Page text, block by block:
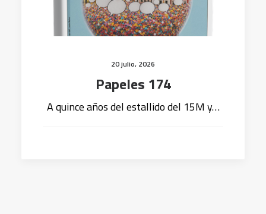
20 julio, 2026
Papeles 174
A quince años del estallido del 15M y…